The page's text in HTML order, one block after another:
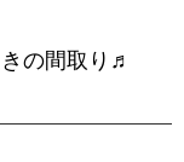
の間取り♬